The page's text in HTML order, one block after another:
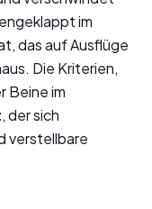
im
das auf Ausflüge
Die Kriterien,
Beine im
, der sich
verstellbare